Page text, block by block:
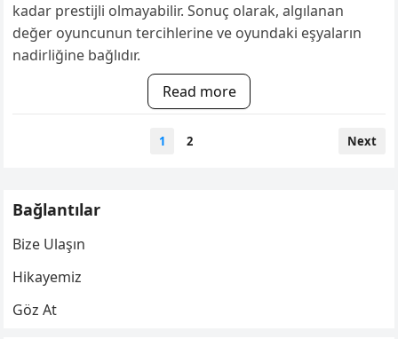
kadar prestijli olmayabilir. Sonuç olarak, algılanan
değer oyuncunun tercihlerine ve oyundaki eşyaların
nadirliğine bağlıdır.
Read more
1 2 Next
Bağlantılar
Bize Ulaşın
Hikayemiz
Göz At